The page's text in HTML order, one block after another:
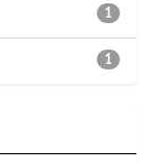
1
1